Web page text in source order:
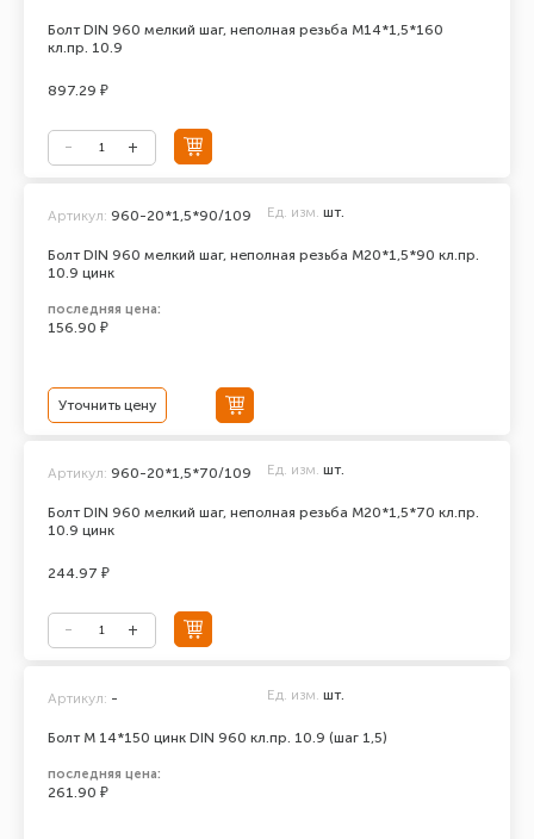
Болт DIN 960 мелкий шаг, неполная резьба М14*1,5*160
кл.пр. 10.9
897.29 ₽
Болт DIN 960 мелкий шаг, неполная резьба М20*1,5*90 кл.пр.
10.9 цинк
Артикул: 960-20*1,5*90/109 Ед. изм. шт.
последняя цена:
156.90 ₽
Уточнить цену
Болт DIN 960 мелкий шаг, неполная резьба М20*1,5*70 кл.пр.
10.9 цинк
Артикул: 960-20*1,5*70/109 Ед. изм. шт.
244.97 ₽
Болт М 14*150 цинк DIN 960 кл.пр. 10.9 (шаг 1,5)
Артикул: - Ед. изм. шт.
последняя цена:
261.90 ₽